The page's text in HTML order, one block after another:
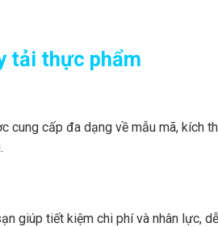
tải thực phẩm
cung cấp đa dạng về mẫu mã, kích
giúp tiết kiệm chi phí và nhân lực,